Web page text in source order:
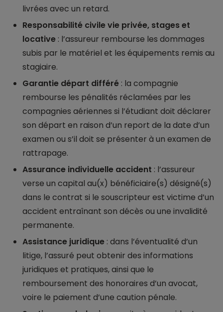
livrées avec un retard.
Responsabilité civile vie privée, stages et
locative : l’assureur rembourse les dommages
subis par le matériel et les équipements remis au
stagiaire.
Garantie départ différé : la compagnie
rembourse les pénalités réclamées par les
compagnies aériennes si l’étudiant doit déclarer
son départ en raison d’un report de la date d’un
examen ou s’il doit se présenter à un examen de
rattrapage.
Assurance individuelle accident : l’assureur
verse un capital au(x) bénéficiaire(s) désigné(s)
dans le contrat si le souscripteur est victime d’un
accident entraînant son décès ou une invalidité
permanente.
Assistance juridique : dans l’éventualité d’un
litige, l’assuré peut obtenir des informations
juridiques et pratiques, ainsi que le
remboursement des honoraires d’un avocat,
voire le paiement d’une caution pénale.